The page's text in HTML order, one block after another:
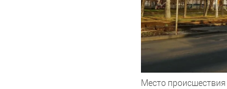
Место происшествия